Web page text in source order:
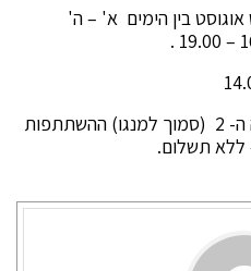
בין הימים א' – ה'
הפעילויות יתקיימו בקניון בקומה ה- 2 (סמוך למנגו) ההשתתפות
ללא תשלום.